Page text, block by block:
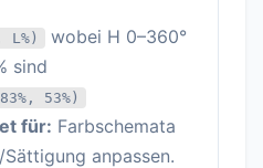
L%)
wobei H 0–360°
sind
53%)
für: Farbschemata
anpassen.